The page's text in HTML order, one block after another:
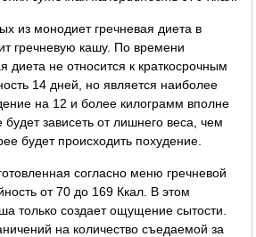
из монодиет гречневая диета в
гречневую кашу. По времени
диета не относится к краткосрочным
14 дней, но является наиболее
на 12 и более килограмм вполне
зависеть от лишнего веса, чем
будет происходить похудение.
согласно меню гречневой
от 70 до 169 Ккал. В этом
только создает ощущение сытости.
на количество съедаемой за